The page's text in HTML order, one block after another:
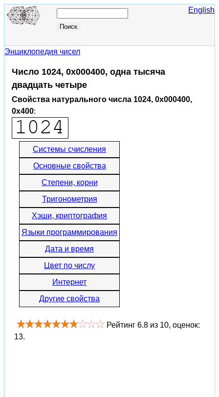
English
Энциклопедия чисел
Число 1024, 0x000400, одна тысяча
двадцать четыре
Свойства натурального числа 1024, 0x000400,
0x400:
Системы счисления
Основные свойства
Степени, корни
Тригонометрия
Хэши, криптография
Языки программирования
Дата и время
Цвет по числу
Интернет
Другие свойства
Рейтинг 6.8 из 10, оценок:
13.